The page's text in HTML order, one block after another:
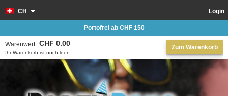
Login
CH
Zum Warenkorb
Ihr Warenkorb ist noch leer.
Warenwert: CHF 0.00
Portofrei ab CHF 150